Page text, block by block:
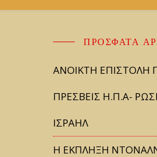
ΠΡΌΣΦΑΤΑ
ΑΝΟΙΚΤΗ ΕΠΙΣΤΟΛΗ
ΠΡΕΣΒΕΙΣ Η.Π.Α-
ΙΣΡΑΗΛ
Η ΕΚΠΛΗΞΗ